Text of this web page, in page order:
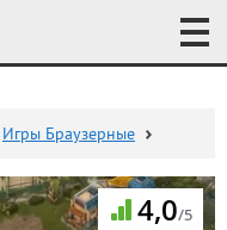
Игры Браузерные
4,0/5